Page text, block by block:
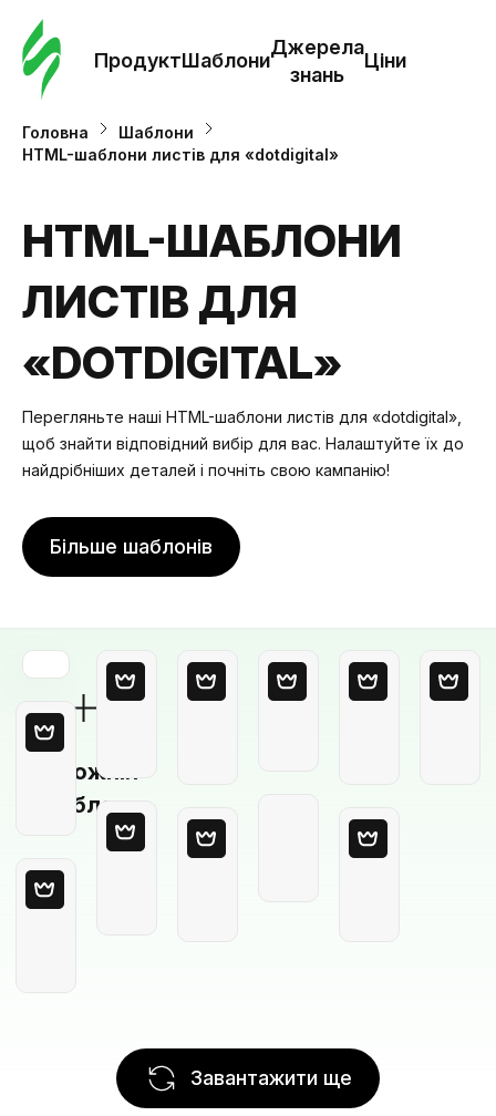
ПродуктШаблони
Джерела
знань
Ціни
Головна
Шаблони
HTML-шаблони листів для «dotdigital»
HTML-ШАБЛОНИ
ЛИСТІВ ДЛЯ
«DOTDIGITAL»
Перегляньте наші HTML-шаблони листів для «dotdigital»,
щоб знайти відповідний вибір для вас. Налаштуйте їх до
найдрібніших деталей і почніть свою кампанію!
Більше шаблонів
Порожній
шаблон
Завантажити ще